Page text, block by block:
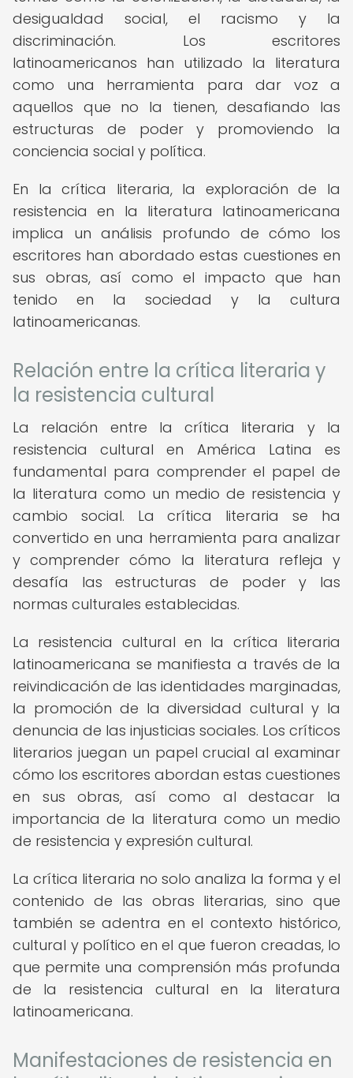
desigualdad social, el racismo y la
discriminación. Los escritores
latinoamericanos han utilizado la literatura
como una herramienta para dar voz a
aquellos que no la tienen, desafiando las
estructuras de poder y promoviendo la
conciencia social y política.
En la crítica literaria, la exploración de la
resistencia en la literatura latinoamericana
implica un análisis profundo de cómo los
escritores han abordado estas cuestiones en
sus obras, así como el impacto que han
tenido en la sociedad y la cultura
latinoamericanas.
Relación entre la crítica literaria y
la resistencia cultural
La relación entre la crítica literaria y la
resistencia cultural en América Latina es
fundamental para comprender el papel de
la literatura como un medio de resistencia y
cambio social. La crítica literaria se ha
convertido en una herramienta para analizar
y comprender cómo la literatura refleja y
desafía las estructuras de poder y las
normas culturales establecidas.
La resistencia cultural en la crítica literaria
latinoamericana se manifiesta a través de la
reivindicación de las identidades marginadas,
la promoción de la diversidad cultural y la
denuncia de las injusticias sociales. Los críticos
literarios juegan un papel crucial al examinar
cómo los escritores abordan estas cuestiones
en sus obras, así como al destacar la
importancia de la literatura como un medio
de resistencia y expresión cultural.
La crítica literaria no solo analiza la forma y el
contenido de las obras literarias, sino que
también se adentra en el contexto histórico,
cultural y político en el que fueron creadas, lo
que permite una comprensión más profunda
de la resistencia cultural en la literatura
latinoamericana.
Manifestaciones de resistencia en